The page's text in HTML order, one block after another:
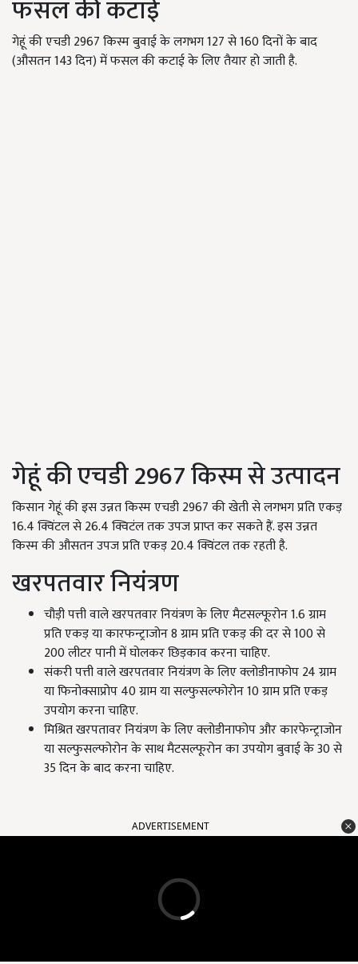
फसल की कटाई
गेहूं की एचडी 2967 किस्म बुवाई के लगभग 127 से 160 दिनों के बाद
(औसतन 143 दिन) में फसल की कटाई के लिए तैयार हो जाती है.
गेहूं की एचडी 2967 किस्म से उत्पादन
किसान गेहूं की इस उन्नत किस्म एचडी 2967 की खेती से लगभग प्रति एकड़
16.4 क्विंटल से 26.4 क्विटंल तक उपज प्राप्त कर सकते हैं. इस उन्नत
किस्म की औसतन उपज प्रति एकड़ 20.4 क्विंटल तक रहती है.
खरपतवार नियंत्रण
चौड़ी पत्ती वाले खरपतवार नियंत्रण के लिए मैटसल्फूरोन 1.6 ग्राम
प्रति एकड़ या कारफन्ट्राजोन 8 ग्राम प्रति एकड़ की दर से 100 से
200 लीटर पानी में घोलकर छिड़काव करना चाहिए.
संकरी पत्ती वाले खरपतवार नियंत्रण के लिए क्लोडीनाफोप 24 ग्राम
या फिनोक्साप्रोप 40 ग्राम या सल्फुसल्फोरोन 10 ग्राम प्रति एकड़
उपयोग करना चाहिए.
मिश्रित खरपतावर नियंत्रण के लिए क्लोडीनाफोप और कारफेन्ट्राजोन
या सल्फुसल्फोरोन के साथ मैटसल्फूरोन का उपयोग बुवाई के 30 से
35 दिन के बाद करना चाहिए.
ADVERTISEMENT